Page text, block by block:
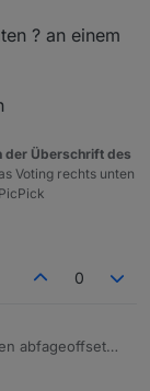
da
? an einem
der Überschrift des
Voting rechts unten
PicPick
0
abfageoffset